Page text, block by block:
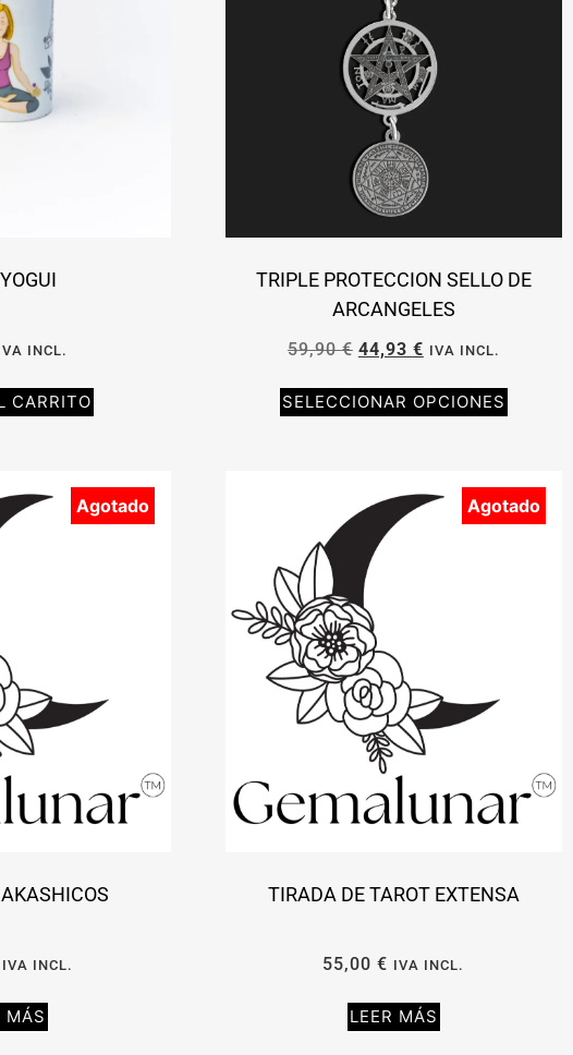
INCL.
CARRITO
TRIPLE PROTECCION SELLO DE
ARCANGELES
59,90€ 44,93 € IVA INCL.
SELECCIONAR OPCIONES
Agotado
IVA INCL.
MÁS
Agotado
TIRADA DE TAROT EXTENSA
55,00€ IVA INCL.
LEER MÁS